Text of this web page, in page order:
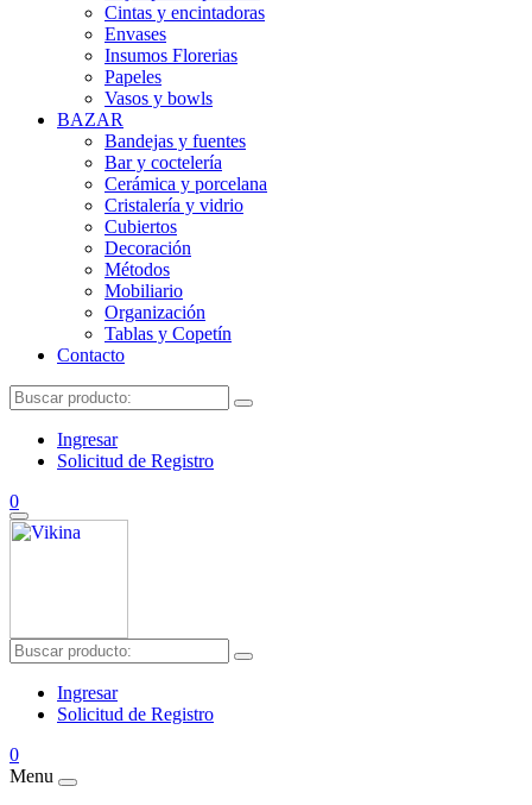
Cintas y encintadoras
Envases
Insumos Florerias
Papeles
Vasos y bowls
BAZAR
Bandejas y fuentes
Bar y coctelería
Cerámica y porcelana
Cristalería y vidrio
Cubiertos
Decoración
Métodos
Mobiliario
Organización
Tablas y Copetín
Contacto
Ingresar
Solicitud de Registro
0
Ingresar
Solicitud de Registro
0
Menu